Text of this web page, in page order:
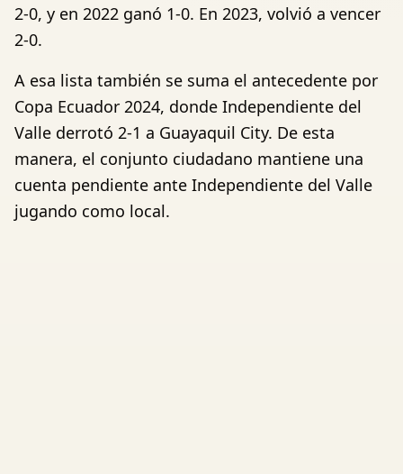
2-0, y en 2022 ganó 1-0. En 2023, volvió a vencer
2-0.
A esa lista también se suma el antecedente por
Copa Ecuador 2024, donde Independiente del
Valle derrotó 2-1 a Guayaquil City. De esta
manera, el conjunto ciudadano mantiene una
cuenta pendiente ante Independiente del Valle
jugando como local.